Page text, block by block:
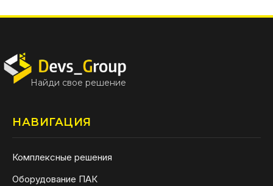
Найди свое решение
НАВИГАЦИЯ
Комплексные решения
Оборудование ПАК